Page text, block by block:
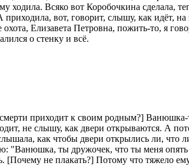
ходила. Всяко вот Коробочкина сделала,
приходила, вот, говорит, слышу, как идёт,
охота, Елизавета Петровна, пожить-то, я
о стенку и всё.
приходит к своим родным?]
не слышу, как двери открываются. А
как чтобы двери открылись ли,
"Ванюшка, ты дружочек, что ты меня
[Почему не плакать?] Потому что тяжело